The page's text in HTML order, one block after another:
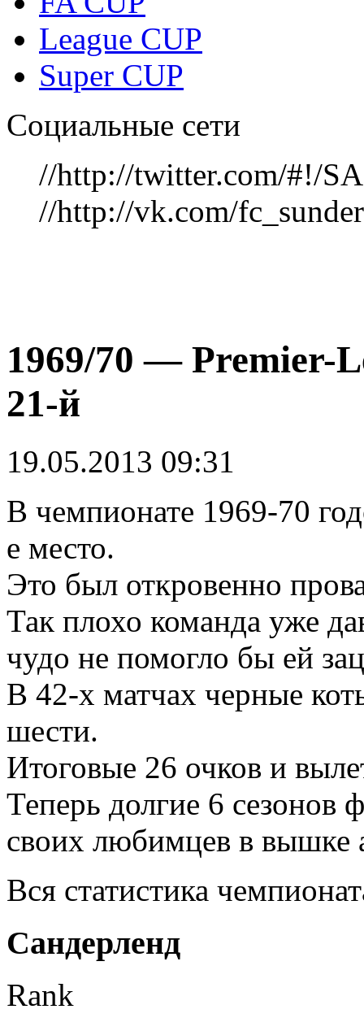
League CUP
Super CUP
Социальные сети
//http://twitter.com/#!/
//http://vk.com/
1969/70 — Рremier-
21-й
19.05.2013 09:31
В чемпионате 1969-70
е место.
Это был откровенно
Так плохо команда уже
чудо не помогло бы ей
В 42-х матчах черные
шести.
Итоговые 26 очков и
Теперь долгие 6 сезонов
своих любимцев в вышке
Вся статистика
Сандерленд
Rank